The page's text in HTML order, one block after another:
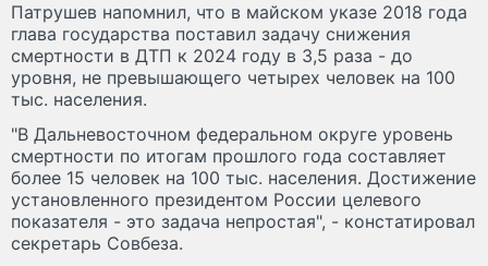
Патрушев напомнил, что в майском указе 2018 года
глава государства поставил задачу снижения
смертности в ДТП к 2024 году в 3,5 раза - до
уровня, не превышающего четырех человек на 100
тыс. населения.
"В Дальневосточном федеральном округе уровень
смертности по итогам прошлого года составляет
более 15 человек на 100 тыс. населения. Достижение
установленного президентом России целевого
показателя - это задача непростая", - констатировал
секретарь Совбеза.